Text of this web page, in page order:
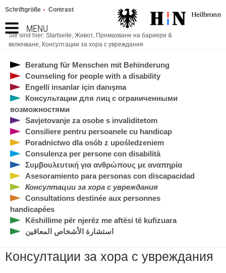
MENU
Schriftgröße Contrast
Sie sind hier: Startseite, Живот, Премахване на бариери &
включване, Консултации за хора с увреждания
Beratung für Menschen mit Behinderung
Counseling for people with a disability
Engelli insanlar için danışma
Консультации для лиц с ограниченными
возможностями
Savjetovanje za osobe s invaliditetom
Consiliere pentru persoanele cu handicap
Poradnictwo dla osób z upośledzeniem
Consulenza per persone con disabilità
Συμβουλευτική για ανθρώπους με αναπηρία
Asesoramiento para personas con discapacidad
Консултации за хора с увреждания
Consultations destinée aux personnes
handicapées
Këshillime për njerëz me aftësi të kufizuara
استشارة الأشخاص المعاقين
Консултации за хора с увреждания